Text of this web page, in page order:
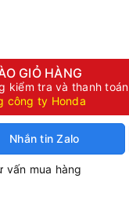
GIỎ HÀNG
kiểm tra và thanh toán
công ty Honda
Nhắn tin Zalo
vấn mua hàng